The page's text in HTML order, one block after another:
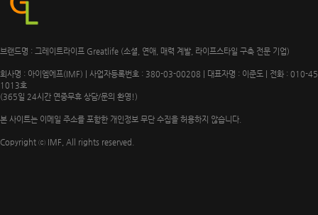
브랜드명 : 그레이트라이프 Greatlife (소셜, 연애, 매력 계발, 라이프스타일 구축 전문 기업)
회사명 : 아이엠에프(IMF) | 사업자등록번호 : 380-03-00208 | 대표자명 : 이준도 | 전화 :
1013호
(365일 24시간 연중무휴 상담/문의 환영!)
본 사이트는 이메일 주소를 포함한 개인정보 무단 수집을 허용하지 않습니다.
Copyright ⓒ IMF, All rights reserved.